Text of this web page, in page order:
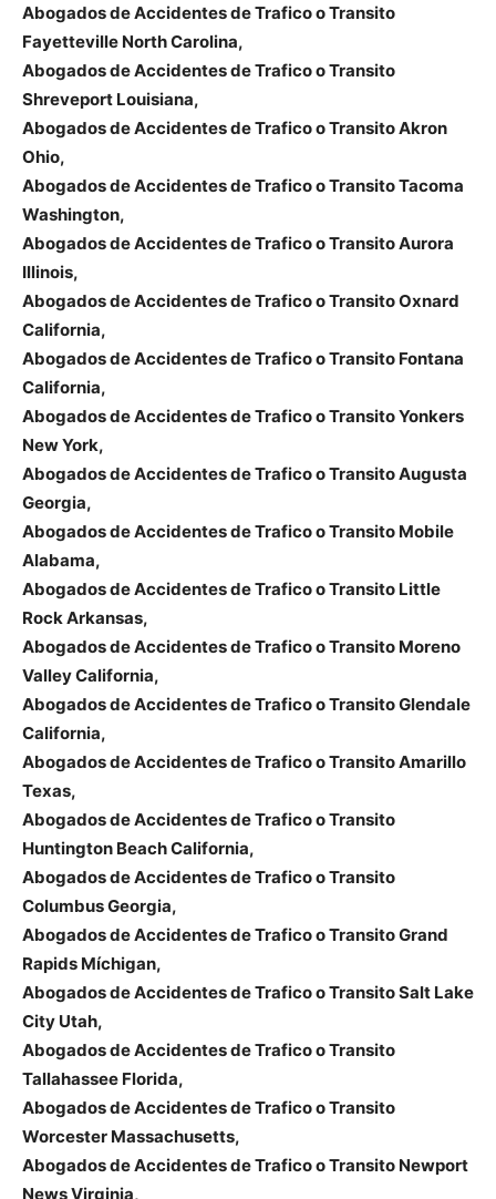
Abogados de Accidentes de Trafico o Transito
Fayetteville North Carolina,
Abogados de Accidentes de Trafico o Transito
Shreveport Louisiana,
Abogados de Accidentes de Trafico o Transito Akron
Ohio,
Abogados de Accidentes de Trafico o Transito Tacoma
Washington,
Abogados de Accidentes de Trafico o Transito Aurora
Illinois,
Abogados de Accidentes de Trafico o Transito Oxnard
California,
Abogados de Accidentes de Trafico o Transito Fontana
California,
Abogados de Accidentes de Trafico o Transito Yonkers
New York,
Abogados de Accidentes de Trafico o Transito Augusta
Georgia,
Abogados de Accidentes de Trafico o Transito Mobile
Alabama,
Abogados de Accidentes de Trafico o Transito Little
Rock Arkansas,
Abogados de Accidentes de Trafico o Transito Moreno
Valley California,
Abogados de Accidentes de Trafico o Transito Glendale
California,
Abogados de Accidentes de Trafico o Transito Amarillo
Texas,
Abogados de Accidentes de Trafico o Transito
Huntington Beach California,
Abogados de Accidentes de Trafico o Transito
Columbus Georgia,
Abogados de Accidentes de Trafico o Transito Grand
Rapids Míchigan,
Abogados de Accidentes de Trafico o Transito Salt Lake
City Utah,
Abogados de Accidentes de Trafico o Transito
Tallahassee Florida,
Abogados de Accidentes de Trafico o Transito
Worcester Massachusetts,
Abogados de Accidentes de Trafico o Transito Newport
News Virginia,